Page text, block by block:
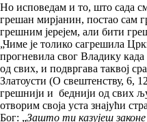
Но исповедам и то, што сада
грешан мирјанин, постао сам
грешним јерејем, али бити
„Чиме је толико сагрешила
прогневила свог Владику када
од свих, и подвргава таквој
Златоусти (О свештенству, 6,
грешнији и беднији од свих
отворим своја уста знајући
Бог: „Зашто ти казујеш